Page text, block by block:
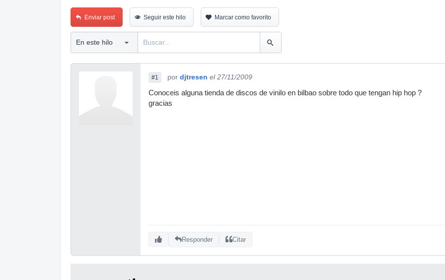
Enviar post Seguir este hilo Marcar como favorito
#1 por djtresen el 27/11/2009
Conoceis alguna tienda de discos de vinilo en bilbao sobre todo que tengan hip hop ?
gracias
Responder Citar